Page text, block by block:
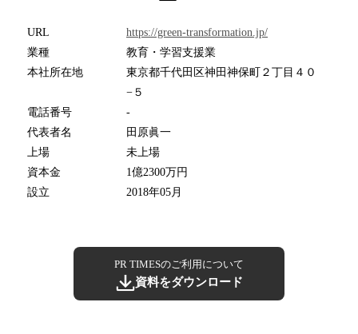
URL
https://green-transformation.jp/
業種
教育・学習支援業
本社所在地
東京都千代田区神田神保町２丁目４０
−５
電話番号
-
代表者名
田原眞一
上場
未上場
資本金
1億2300万円
設立
2018年05月
PR TIMESのご利用について
資料をダウンロード